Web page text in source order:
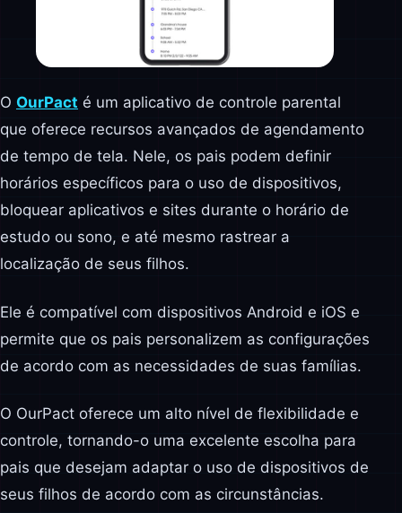
O OurPact é um aplicativo de controle parental
que oferece recursos avançados de agendamento
de tempo de tela. Nele, os pais podem definir
horários específicos para o uso de dispositivos,
bloquear aplicativos e sites durante o horário de
estudo ou sono, e até mesmo rastrear a
localização de seus filhos.
Ele é compatível com dispositivos Android e iOS e
permite que os pais personalizem as configurações
de acordo com as necessidades de suas famílias.
O OurPact oferece um alto nível de flexibilidade e
controle, tornando-o uma excelente escolha para
pais que desejam adaptar o uso de dispositivos de
seus filhos de acordo com as circunstâncias.